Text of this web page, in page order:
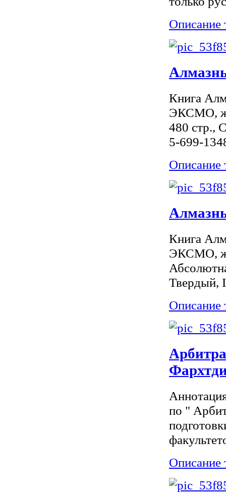
Описание
Книга
ЭКСМО,
480 стр.,
5-699-
Описание
Книга
ЭКСМО,
Твердый,
Описание
по "
Описание